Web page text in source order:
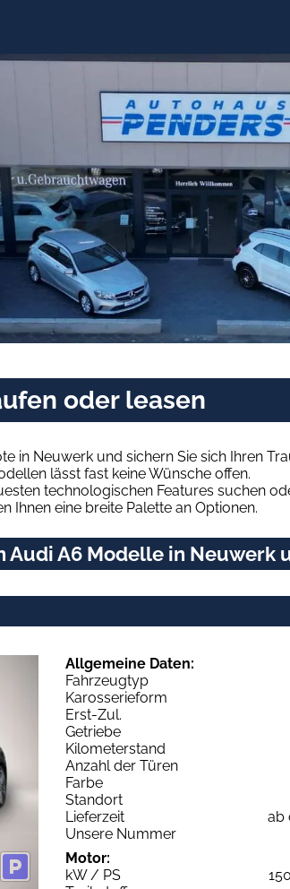
oder leasen
in Neuwerk und sichern Sie sich Ihren
lässt fast keine Wünsche offen.
technologischen Features suchen
Ihnen eine breite Palette an Optionen.
Audi A6 Modelle in Neuwerk
Allgemeine Daten:
Fahrzeugtyp
Karosserieform
Erst-Zul.
Getriebe
Kilometerstand
Anzahl der Türen
Farbe
Standort
Lieferzeit
ab
Unsere Nummer
Motor:
kW / PS